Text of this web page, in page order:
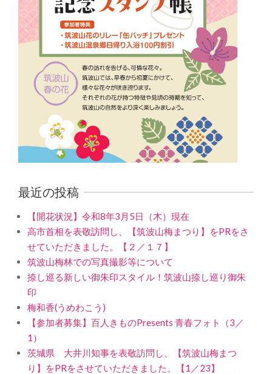
最近の投稿
【開花状況】令和8年3月5日（木）現在
高市首相を表敬訪問し、【筑波山梅まつり】をPRをさ
せていただきました。【２／１７】
筑波山梅林での写真撮影等について
捺し巡る新しい御朱印スタイル！筑波山捺し巡り御朱
印
梅和香(うめわこう)
【参加者募集】百人きものPresents 青春フォト（3／
1）
茨城県 大井川知事を表敬訪問し、【筑波山梅まつ
り】をPRをさせていただきました。【1／23】